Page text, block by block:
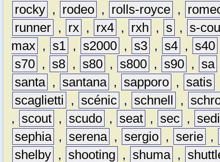
rocky , rodeo , rolls-royce ,
runner , rx , rx4 , rxh , s ,
s-
max , s1 , s2000 , s3 , s4 , s40
s70 , s8 , s80 , s800 , s90 , sa
santa , santana , sapporo , satis
scaglietti
, scénic , schnell ,
,
scout , scudo , seat , sec ,
sephia , serena , sergio , serie ,
shelby , shooting , shuma ,